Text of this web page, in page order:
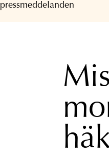
pressmeddelanden